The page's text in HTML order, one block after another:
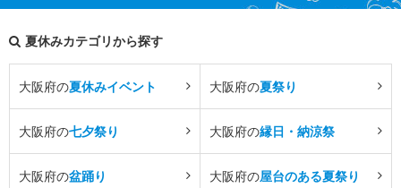
夏休みカテゴリから探す
大阪府の夏休みイベント 大阪府の夏祭り
大阪府の七夕祭り 大阪府の縁日・納涼祭
大阪府の盆踊り 大阪府の屋台のある夏祭り